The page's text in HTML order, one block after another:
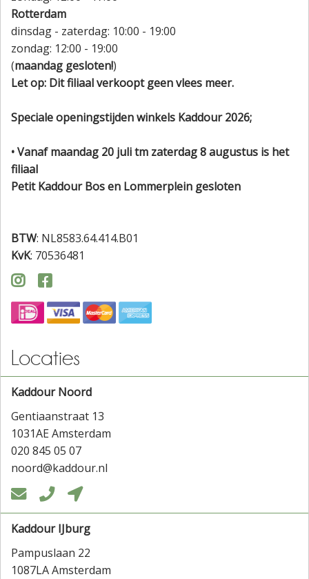
Rotterdam
dinsdag - zaterdag: 10:00 - 19:00
zondag: 12:00 - 19:00
(maandag gesloten!)
Let op: Dit filiaal verkoopt geen vlees meer.
Speciale openingstijden winkels Kaddour 2026;
• Vanaf maandag 20 juli tm zaterdag 8 augustus is het
filiaal
Petit Kaddour Bos en Lommerplein gesloten
BTW: NL8583.64.414.B01
KvK: 70536481
 
Locaties
Kaddour Noord
Gentiaanstraat 13
1031AE Amsterdam
020 845 05 07
noord@kaddour.nl
  
Kaddour IJburg
Pampuslaan 22
1087LA Amsterdam